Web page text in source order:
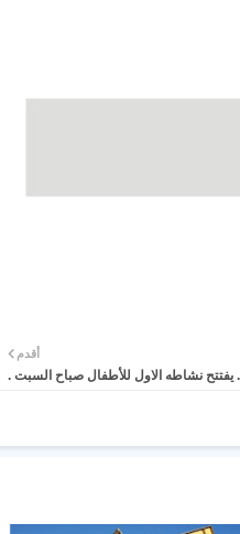
أقدم
يفتتح نشاطه الاول للأطفال صباح السبت .